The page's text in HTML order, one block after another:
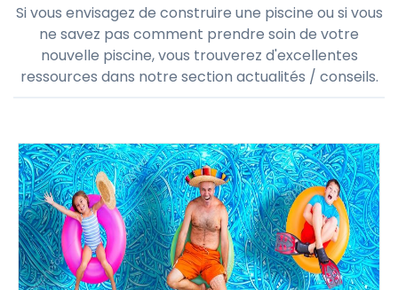
Si vous envisagez de construire une piscine ou si vous
ne savez pas comment prendre soin de votre
nouvelle piscine, vous trouverez d'excellentes
ressources dans notre section actualités / conseils.